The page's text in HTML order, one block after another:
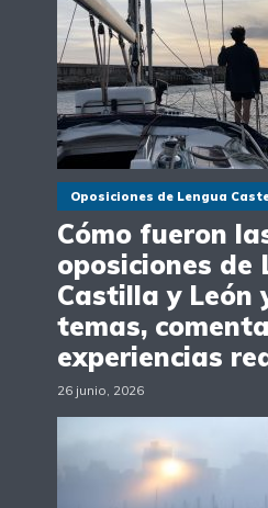
Oposiciones de Lengua
Cómo fueron
oposiciones de
Castilla y León
temas,
experiencias
26 junio, 2026